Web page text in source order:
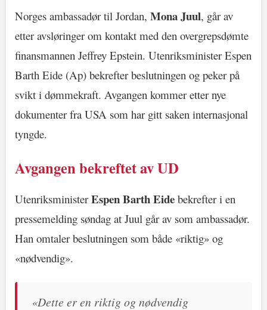
Norges ambassadør til Jordan, Mona Juul, går av
etter avsløringer om kontakt med den overgrepsdømte
finansmannen Jeffrey Epstein. Utenriksminister Espen
Barth Eide (Ap) bekrefter beslutningen og peker på
svikt i dømmekraft. Avgangen kommer etter nye
dokumenter fra USA som har gitt saken internasjonal
tyngde.
Avgangen bekreftet av UD
UtenriksministerEspen Barth Eide bekrefter i en
pressemelding søndag at Juul går av som ambassadør.
Han omtaler beslutningen som både «riktig» og
«nødvendig».
«Dette er en riktig og nødvendig